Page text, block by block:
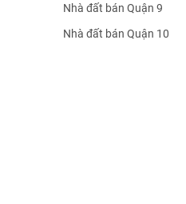
Nhà đất bán Quận 9
Nhà đất bán Quận 10